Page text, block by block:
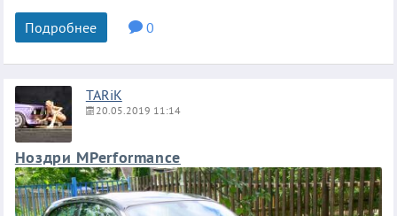
Подробнее 0
TARiK
20.05.2019 11:14
Ноздри MPerformance